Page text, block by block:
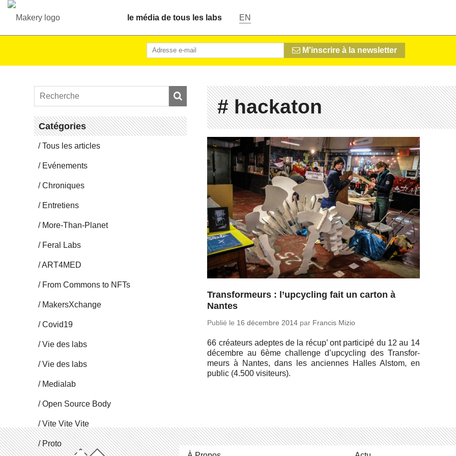
le média de tous les labs EN
M'inscrire à la newsletter
Ca­té­go­ries
Tous les articles
Evé­ne­ments
Chro­niques
En­tre­tiens
More-Than-Pla­net
Feral Labs
ART4MED
From Commons to NFTs
Ma­kersX­change
Covid19
Vie des labs
Vie des labs
Me­dia­lab
Open Source Body
Vite Vite Vite
Proto
# hackaton
Transformeurs : l’upcycling fait un carton à
Nantes
Publié le 16 dé­cembre 2014 par Francis Mizio
66 créa­teurs adeptes de la récup’ ont par­ti­cipé du 12 au 14
dé­cembre au 6ème chal­lenge d’up­cy­cling des Trans­for­
meurs à Nantes, dans les an­ciennes Halles Alstom, en
public (4.500 visiteurs).